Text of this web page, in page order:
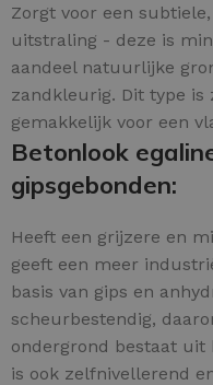
Zorgt voor een
uitstraling - deze is
aandeel natuurlijke
zandkleurig. Dit type is
gemakkelijk voor een
Betonlook
gipsgebonden:
Heeft een grijzere en
geeft een meer
basis van gips en
scheurbestendig,
ondergrond bestaat
is ook zelfnivellerend